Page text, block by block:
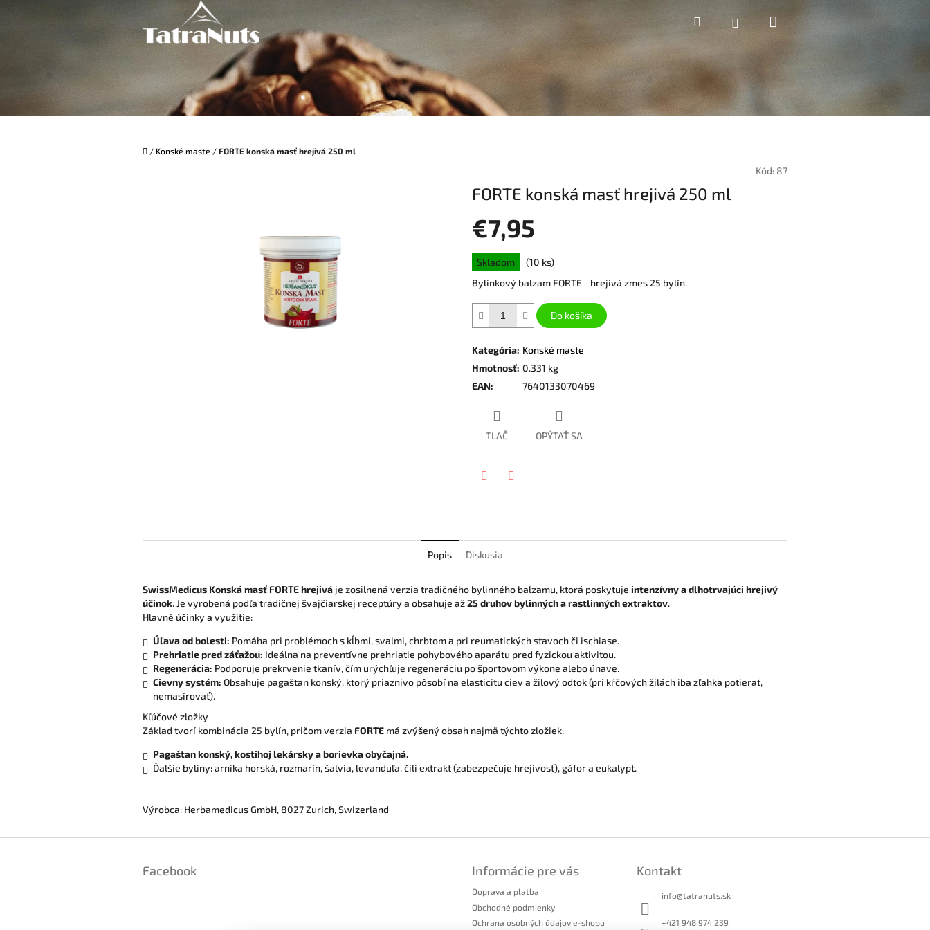
HľadaťPrihlásenieNákupný
košík
Domov
/ Konské maste / FORTE konská masť hrejivá 250 ml
Kód: 87
FORTE konská masť hrejivá 250 ml
€7,95
Jednotková
cena:
Skladom
(10 ks)
Bylinkový balzam FORTE - hrejivá zmes 25 bylín.
Do košíka
Kategória: Konské maste
Hmotnosť: 0.331 kg
EAN: 7640133070469
TLAČ OPÝTAŤ SA
Popis Diskusia
SwissMedicus Konská masť FORTE hrejivá je zosilnená verzia tradičného bylinného balzamu, ktorá poskytuje intenzívny a dlhotrvajúci hrejivý
účinok. Je vyrobená podľa tradičnej švajčiarskej receptúry a obsahuje až25 druhov bylinných a rastlinných extraktov.
Hlavné účinky a využitie:
Úľava od bolesti: Pomáha pri problémoch s kĺbmi, svalmi, chrbtom a pri reumatických stavoch či ischiase.
Prehriatie pred záťažou: Ideálna na preventívne prehriatie pohybového aparátu pred fyzickou aktivitou.
Regenerácia: Podporuje prekrvenie tkanív, čím urýchľuje regeneráciu po športovom výkone alebo únave.
Cievny systém: Obsahuje pagaštan konský, ktorý priaznivo pôsobí na elasticitu ciev a žilový odtok (pri kŕčových žilách iba zľahka potierať,
nemasírovať).
Kľúčové zložky
Základ tvorí kombinácia 25 bylín, pričom verzia FORTE má zvýšený obsah najmä týchto zložiek:
Pagaštan konský, kostihoj lekársky a borievka obyčajná.
Ďalšie byliny: arnika horská, rozmarín, šalvia, levanduľa, čili extrakt (zabezpečuje hrejivosť), gáfor a eukalypt.
Výrobca: Herbamedicus GmbH, 8027 Zurich, Swizerland
Facebook Informácie pre vás
Doprava a platba
Obchodné podmienky
Ochrana osobných údajov e-shopu
Kontakt
info@tatranuts.sk
+421 948 974 239